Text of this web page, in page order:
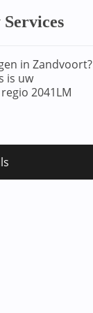
in Zandvoort?
is uw
2041LM